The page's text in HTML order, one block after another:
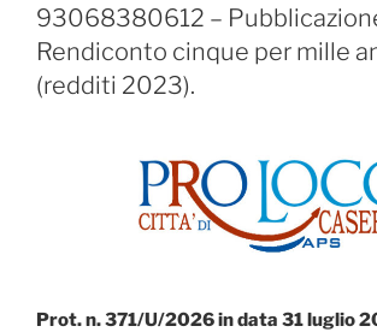
93068380612 –
Rendiconto cinque per mille
(redditi 2023).
Prot. n. 371/U/2026 in data 31 luglio